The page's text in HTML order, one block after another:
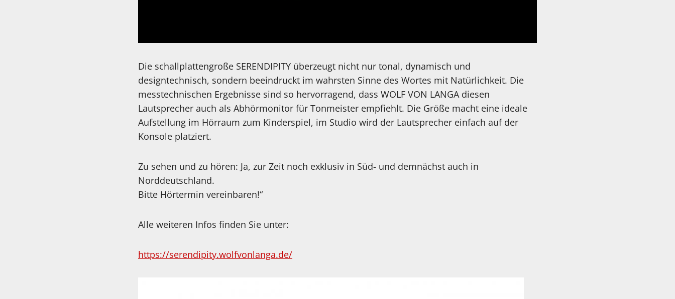
Die schallplattengroße SERENDIPITY überzeugt nicht nur tonal, dynamisch und
designtechnisch, sondern beeindruckt im wahrsten Sinne des Wortes mit Natürlichkeit. Die
messtechnischen Ergebnisse sind so hervorragend, dass WOLF VON LANGA diesen
Lautsprecher auch als Abhörmonitor für Tonmeister empfiehlt. Die Größe macht eine ideale
Aufstellung im Hörraum zum Kinderspiel, im Studio wird der Lautsprecher einfach auf der
Konsole platziert.
Zu sehen und zu hören: Ja, zur Zeit noch exklusiv in Süd- und demnächst auch in
Norddeutschland.
Bitte Hörtermin vereinbaren!“
Alle weiteren Infos finden Sie unter:
https://serendipity.wolfvonlanga.de/